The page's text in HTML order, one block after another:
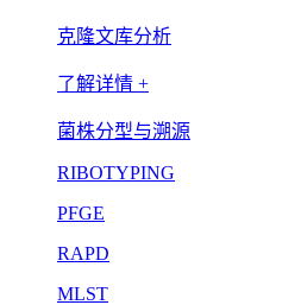
克隆文库分析
了解详情 +
菌株分型与溯源
RIBOTYPING
PFGE
RAPD
MLST